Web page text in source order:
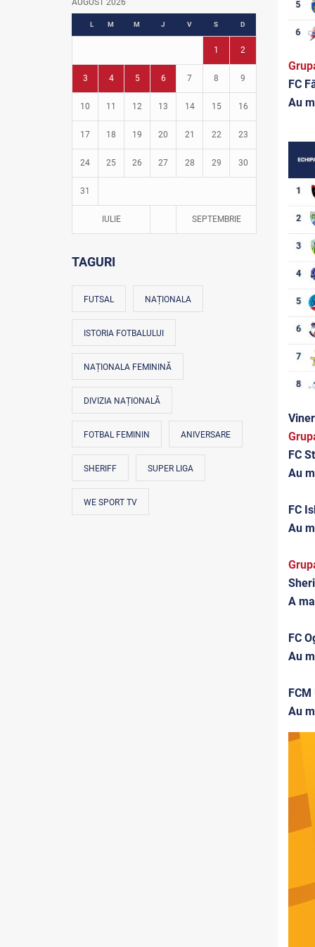
Fotbal în grădinițe
AUGUST 2026
L M M J V S D
1 2
3 4 5 6 7 8 9
10 11 12 13 14 15 16
17 18 19 20 21 22 23
24 25 26 27 28 29 30
31
IULIE SEPTEMBRIE
TAGURI
FUTSAL NAȚIONALA
ISTORIA FOTBALULUI
NAȚIONALA FEMININĂ
DIVIZIA NAȚIONALĂ
FOTBAL FEMININ ANIVERSARE
SHERIFF SUPER LIGA
WE SPORT TV
FC
Au
FC
Au
FC
Au
A
FC
Au
Au